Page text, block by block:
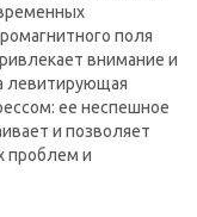
поля
внимание и
левитирующая
ее неспешное
и позволяет
проблем и